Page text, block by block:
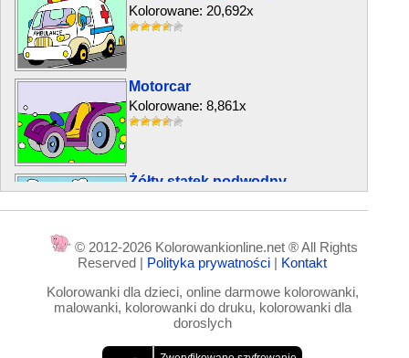
Kolorowane: 20,692x
Motorcar
Kolorowane: 8,861x
Żółty statek podwodny
Kolorowane: 6,155x
© 2012-2026 Kolorowankionline.net ® All Rights
Reserved | Polityka prywatności | Kontakt
Kolorowanki dla dzieci, online darmowe kolorowanki,
malowanki, kolorowanki do druku, kolorowanki dla
doroslych